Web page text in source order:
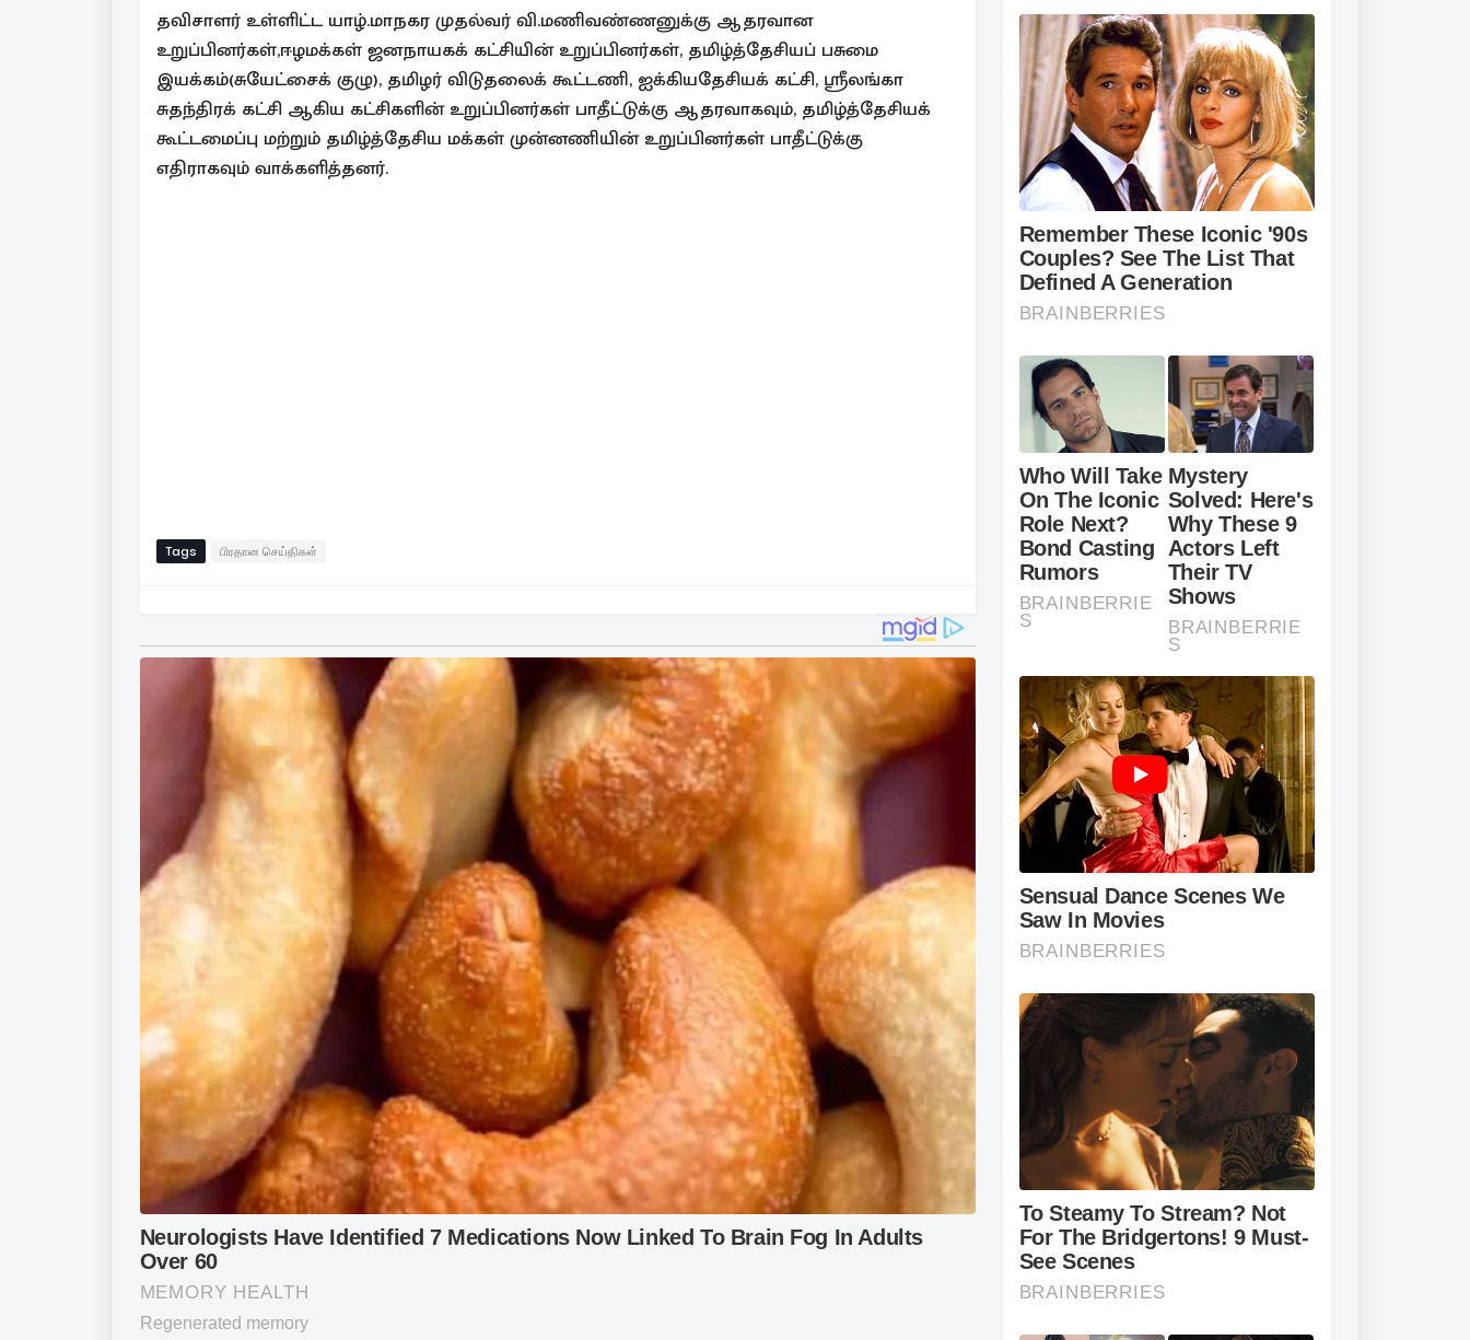
தவிசாளர் உள்ளிட்ட யாழ்.மாநகர முதல்வர் வி.மணிவண்ணனுக்கு ஆதரவான
உறுப்பினர்கள்,ஈழமக்கள் ஜனநாயகக் கட்சியின் உறுப்பினர்கள், தமிழ்த்தேசியப் பசுமை
இயக்கம்(சுயேட்சைக் குழு), தமிழர் விடுதலைக் கூட்டணி, ஐக்கியதேசியக் கட்சி, ஸ்ரீலங்கா
சுதந்திரக் கட்சி ஆகிய கட்சிகளின் உறுப்பினர்கள் பாதீட்டுக்கு ஆதரவாகவும், தமிழ்த்தேசியக்
கூட்டமைப்பு மற்றும் தமிழ்த்தேசிய மக்கள் முன்னணியின் உறுப்பினர்கள் பாதீட்டுக்கு
எதிராகவும் வாக்களித்தனர்.
Tags பிரதான செய்திகள்